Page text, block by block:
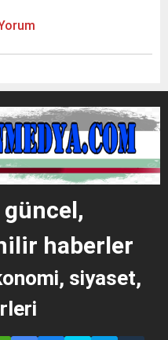
güncel,
haberler
siyaset,